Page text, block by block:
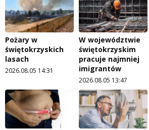
Pożary w
świętokrzyskich
lasach
2026.08.05 14:31
W województwie
świętokrzyskim
pracuje najmniej
imigrantów
2026.08.05 13:47